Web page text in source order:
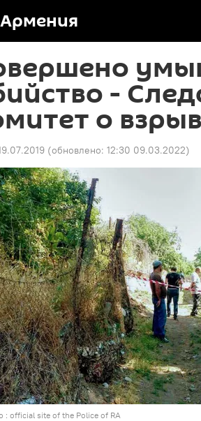
Армения
-
о
(обновлено: 12:30 09.03.2022)
: official site of the Police of RA